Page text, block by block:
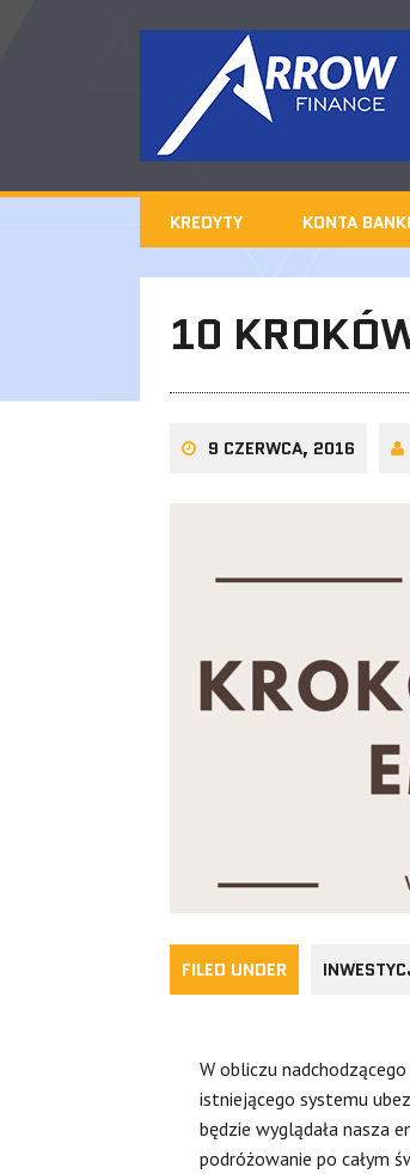
KREDYTY KONTA
10
9 CZERWCA, 2016
FILED UNDER
W obliczu
istniejącego systemu
będzie wyglądała nasza
podróżowanie po całym